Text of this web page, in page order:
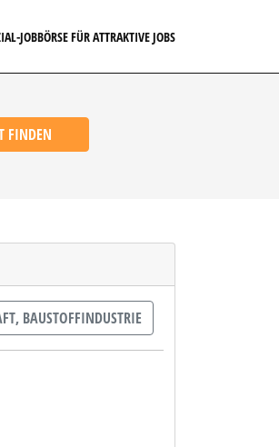
JOBBÖRSE FÜR ATTRAKTIVE JOBS
FINDEN
BAUSTOFFINDUSTRIE